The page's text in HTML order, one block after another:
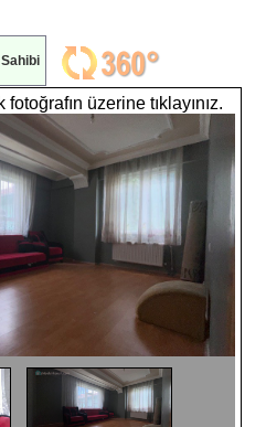
Sahibi
üzerine tıklayınız.